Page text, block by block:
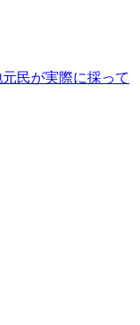
民が実際に採って